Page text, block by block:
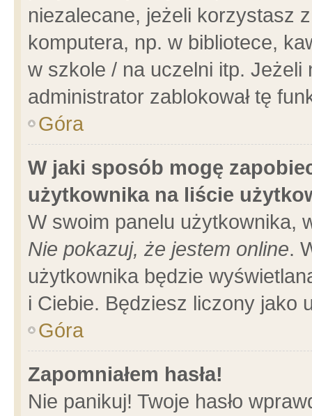
niezalecane, jeżeli korzystasz
komputera, np. w bibliotece,
w szkole / na uczelni itp.
administrator zablokował tę
Góra
W jaki sposób mogę
użytkownika na liście
W swoim panelu użytkownika,
Nie pokazuj, że jestem online.
użytkownika będzie
i Ciebie. Będziesz liczony jako
Góra
Zapomniałem hasła!
Nie panikuj! Twoje hasło